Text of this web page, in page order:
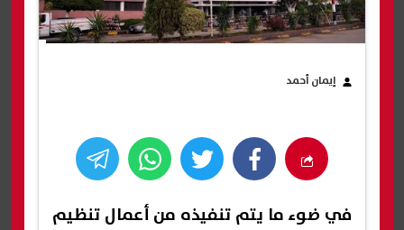
إيمان أحمد
في ضوء ما يتم تنفيذه من أعمال تنظيم